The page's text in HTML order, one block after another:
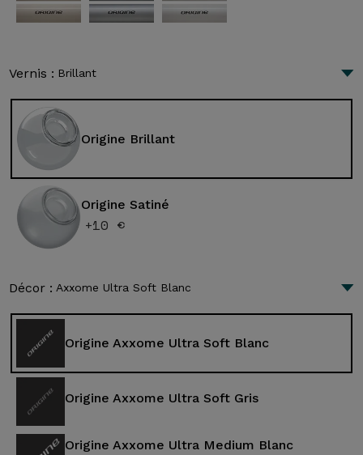
Vernis : Brillant
Origine Brillant
Origine Satiné
+10 €
Décor : Axxome Ultra Soft Blanc
Origine Axxome Ultra Soft Blanc
Origine Axxome Ultra Soft Gris
Origine Axxome Ultra Medium Blanc